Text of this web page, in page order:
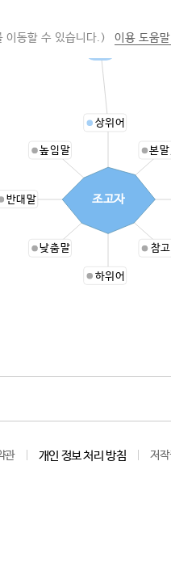
이동할 수 있습니다.) 이용 도움
상위어
본
참
하위어
낮춤말
반대말
높임말
조고자
관 개인 정보 처리 방침 저